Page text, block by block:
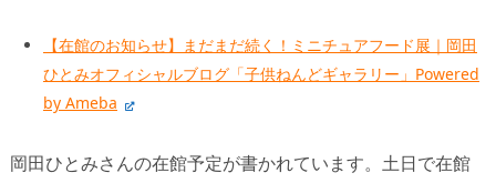
【在館のお知らせ】まだまだ続く！ミニチュアフード展｜岡田
ひとみオフィシャルブログ「子供ねんどギャラリー」Powered
by Ameba
岡田ひとみさんの在館予定が書かれています。土日で在館